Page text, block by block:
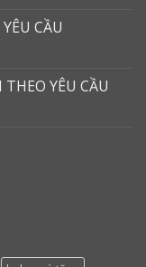
CẦU
YÊU CẦU